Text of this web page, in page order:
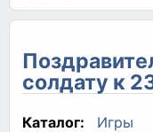
солдату к
Каталог:
Игры